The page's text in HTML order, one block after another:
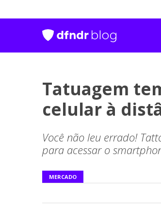
Tatuagem
celular à
Você não leu errado!
para acessar o
MERCADO